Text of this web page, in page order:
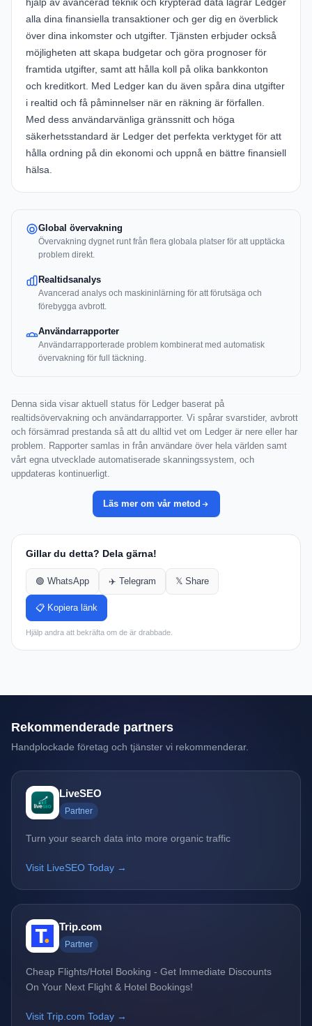
hjälp av avancerad teknik och krypterad data lagrar Ledger
alla dina finansiella transaktioner och ger dig en överblick
över dina inkomster och utgifter. Tjänsten erbjuder också
möjligheten att skapa budgetar och göra prognoser för
framtida utgifter, samt att hålla koll på olika bankkonton
och kreditkort. Med Ledger kan du även spåra dina utgifter
i realtid och få påminnelser när en räkning är förfallen.
Med dess användarvänliga gränssnitt och höga
säkerhetsstandard är Ledger det perfekta verktyget för att
hålla ordning på din ekonomi och uppnå en bättre finansiell
hälsa.
Global övervakning
Övervakning dygnet runt från flera globala platser för att upptäcka
problem direkt.
Realtidsanalys
Avancerad analys och maskininlärning för att förutsäga och
förebygga avbrott.
Användarrapporter
Användarrapporterade problem kombinerat med automatisk
övervakning för full täckning.
Denna sida visar aktuell status för Ledger baserat på
realtidsövervakning och användarrapporter. Vi spårar svarstider, avbrott
och försämrad prestanda så att du alltid vet om Ledger är nere eller har
problem. Rapporter samlas in från användare över hela världen samt
vårt egna utvecklade automatiserade skanningssystem, och
uppdateras kontinuerligt.
Läs mer om vår metod
Gillar du detta? Dela gärna!
🟢 WhatsApp ✈️ Telegram 𝕏 Share
📋 Kopiera länk
Hjälp andra att bekräfta om de är drabbade.
Rekommenderade partners
Handplockade företag och tjänster vi rekommenderar.
LiveSEO
Partner
Turn your search data into more organic traffic
Visit LiveSEO Today →
Trip.com
Partner
Cheap Flights/Hotel Booking - Get Immediate Discounts
On Your Next Flight & Hotel Bookings!
Visit Trip.com Today →